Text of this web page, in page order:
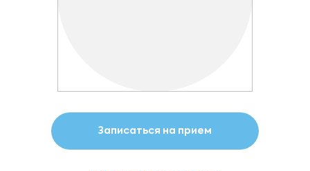
Записаться на прием